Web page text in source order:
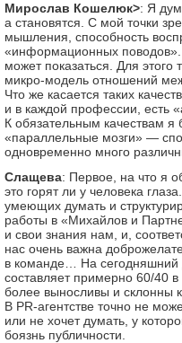
Мирослав Кошелюк>: Я
а становятся. С мой точки
мышления, способность
«информационных поводов».
может показаться. Для этого
микро-модель отношений
Что же касается таких
и в каждой профессии, есть
К обязательным качествам
«параллельные мозги» —
одновременно много
Слащева: Первое, на что я
это горят ли у человека
умеющих думать и
работы в «Михайлов и
и свои знания нам, и,
нас очень важна
в команде… На
составляет примерно 60/
более выносливы и склонны
В PR-агентстве точно не
или не хочет думать, у
боязнь публичности.